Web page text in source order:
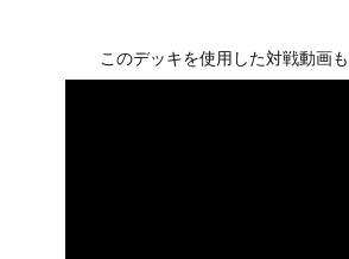
このデッキを使用した対戦動画も